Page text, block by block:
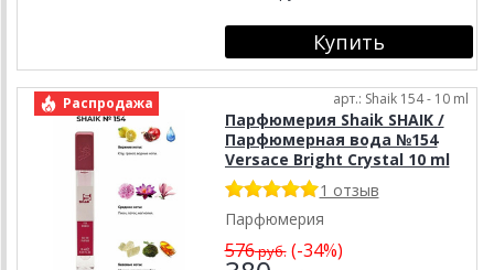
Распродажа арт.: Shaik 154 - 10 ml
Парфюмерия Shaik SHAIK /
Парфюмерная вода №154
Versace Bright Crystal 10 ml
1 отзыв
Парфюмерия
576руб.(-34%)